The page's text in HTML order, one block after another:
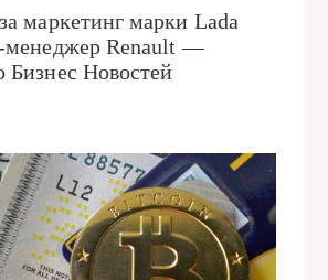
маркетинг марки Lada
менеджер Renault —
Бизнес Новостей